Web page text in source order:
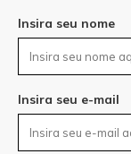
Insira seu nome
Insira seu e-mail